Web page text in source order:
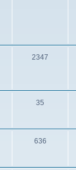
2347
35
636